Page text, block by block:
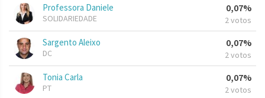
Professora Daniele
SOLIDARIEDADE
0,07%
2 votos
Sargento Aleixo
DC
0,07%
2 votos
Tonia Carla
PT
0,07%
2 votos